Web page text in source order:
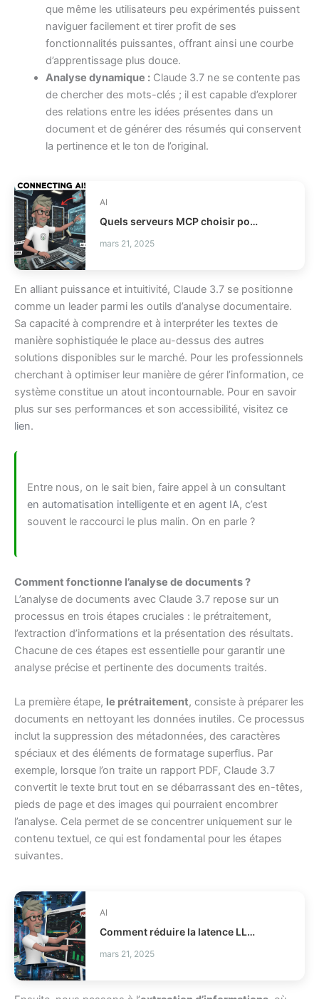
que même les utilisateurs peu expérimentés puissent
naviguer facilement et tirer profit de ses
fonctionnalités puissantes, offrant ainsi une courbe
d’apprentissage plus douce.
Analyse dynamique :Claude 3.7 ne se contente pas
de chercher des mots-clés ; il est capable d’explorer
des relations entre les idées présentes dans un
document et de générer des résumés qui conservent
la pertinence et le ton de l’original.
AI
Quels serveurs MCP choisir pour vos agents IA ?
mars 21, 2025
En alliant puissance et intuitivité, Claude 3.7 se positionne
comme un leader parmi les outils d’analyse documentaire.
Sa capacité à comprendre et à interpréter les textes de
manière sophistiquée le place au-dessus des autres
solutions disponibles sur le marché. Pour les professionnels
cherchant à optimiser leur manière de gérer l’information, ce
système constitue un atout incontournable. Pour en savoir
plus sur ses performances et son accessibilité, visitez ce
lien.
Entre nous, on le sait bien, faire appel à un consultant
en automatisation intelligente et en agent IA, c’est
souvent le raccourci le plus malin. On en parle ?
Comment fonctionne l’analyse de documents ?
L’analyse de documents avec Claude 3.7 repose sur un
processus en trois étapes cruciales : le prétraitement,
l’extraction d’informations et la présentation des résultats.
Chacune de ces étapes est essentielle pour garantir une
analyse précise et pertinente des documents traités.
La première étape, le prétraitement, consiste à préparer les
documents en nettoyant les données inutiles. Ce processus
inclut la suppression des métadonnées, des caractères
spéciaux et des éléments de formatage superflus. Par
exemple, lorsque l’on traite un rapport PDF, Claude 3.7
convertit le texte brut tout en se débarrassant des en-têtes,
pieds de page et des images qui pourraient encombrer
l’analyse. Cela permet de se concentrer uniquement sur le
contenu textuel, ce qui est fondamental pour les étapes
suivantes.
AI
Comment réduire la latence LLM et les coûts en production ?
mars 21, 2025